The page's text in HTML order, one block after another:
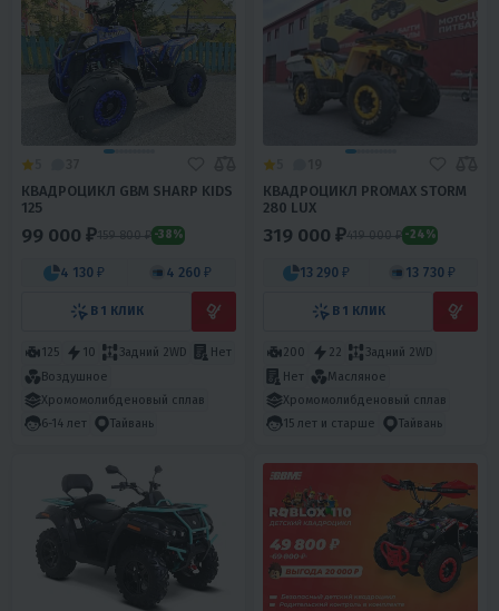
КВАДРОЦИКЛ GBM SHARP KIDS
125
99 000 ₽159 800 ₽ -38%
4 130 ₽ 4 260 ₽
В 1 КЛИК
125 10 Задний 2WD
Нет
Воздушное
Хромомолибденовый сплав
6-14 лет
Тайвань
КВАДРОЦИКЛ PROMAX STORM
280 LUX
319 000 ₽419 000 ₽ -24%
13 290 ₽ 13 730 ₽
В 1 КЛИК
200 22
Задний 2WD
Нет
Масляное
Хромомолибденовый сплав
15 лет и старше
Тайвань